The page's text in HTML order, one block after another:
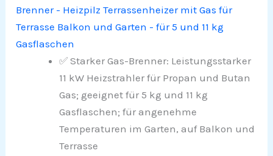
Brenner - Heizpilz Terrassenheizer mit Gas für
Terrasse Balkon und Garten - für 5 und 11 kg
Gasflaschen
✅ Starker Gas-Brenner: Leistungsstarker
11 kW Heizstrahler für Propan und Butan
Gas; geeignet für 5 kg und 11 kg
Gasflaschen; für angenehme
Temperaturen im Garten, auf Balkon und
Terrasse